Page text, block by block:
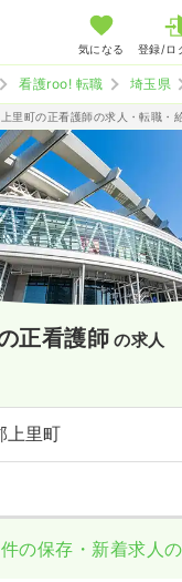
気になる 登録/ロ
看護roo! 転職 埼玉県
里町の正看護師の求人・転職・
正看護師 の求人
上里町
の保存・新着求人